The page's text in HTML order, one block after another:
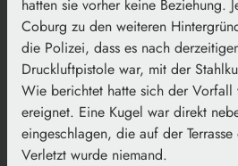
hatten sie vorher keine Beziehung.
Coburg zu den weiteren
die Polizei, dass es nach
Druckluftpistole war, mit der
Wie berichtet hatte sich der Vorfall
ereignet. Eine Kugel war direkt
eingeschlagen, die auf der
Verletzt wurde niemand.